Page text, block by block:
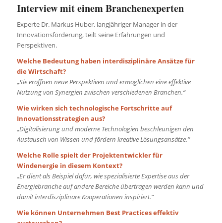
Interview mit einem Branchenexperten
Experte Dr. Markus Huber, langjähriger Manager in der
Innovationsförderung, teilt seine Erfahrungen und
Perspektiven.
Welche Bedeutung haben interdisziplinäre Ansätze für
die Wirtschaft?
„Sie eröffnen neue Perspektiven und ermöglichen eine effektive
Nutzung von Synergien zwischen verschiedenen Branchen.“
Wie wirken sich technologische Fortschritte auf
Innovationsstrategien aus?
„Digitalisierung und moderne Technologien beschleunigen den
Austausch von Wissen und fördern kreative Lösungsansätze.“
Welche Rolle spielt der Projektentwickler für
Windenergie in diesem Kontext?
„Er dient als Beispiel dafür, wie spezialisierte Expertise aus der
Energiebranche auf andere Bereiche übertragen werden kann und
damit interdisziplinäre Kooperationen inspiriert.“
Wie können Unternehmen Best Practices effektiv